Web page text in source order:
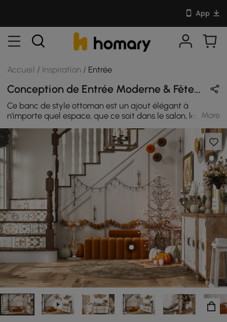
App
Accueil / Inspiration / Entrée
Conception de Entrée Moderne & Fête en Orange / Blanc / Naturel avec En Bois & Velours
Ce banc de style ottoman est un ajout élégant à
n'importe quel espace, que ce soit dans le salon, la
chambre, le hall ou le couloir. Ce banc capitonné orange
avec dossier est doté d'un cadre en bois qui s'intègre
rapidement à n'importe quel décor d'Halloween. Ajoutez
une touche vintage à votre foyer avec ce buffet blanc
antique. Doté de délicates volutes gaufrées et de portes
en verre incrusté, le buffet donne une touche classique
à votre foyer. De plus, le vaste plateau de table offre un
endroit idéal pour les objets de décoration et les objets
de collection, pratique et tendance.
More